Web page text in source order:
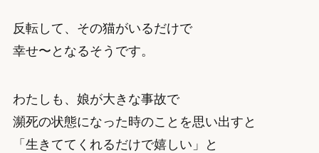
反転して、その猫がいるだけで
幸せ〜となるそうです。
わたしも、娘が大きな事故で
瀕死の状態になった時のことを思い出すと
「生きててくれるだけで嬉しい」と